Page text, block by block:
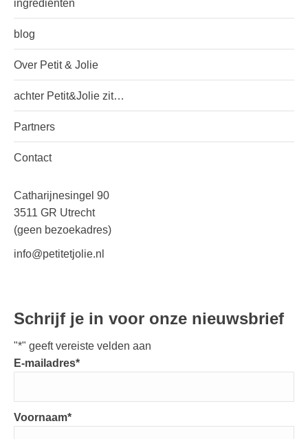
ingrediënten
blog
Over Petit & Jolie
achter Petit&Jolie zit…
Partners
Contact
Catharijnesingel 90
3511 GR Utrecht
(geen bezoekadres)
info@petitetjolie.nl
Schrijf je in voor onze nieuwsbrief
"*" geeft vereiste velden aan
E-mailadres*
Voornaam*